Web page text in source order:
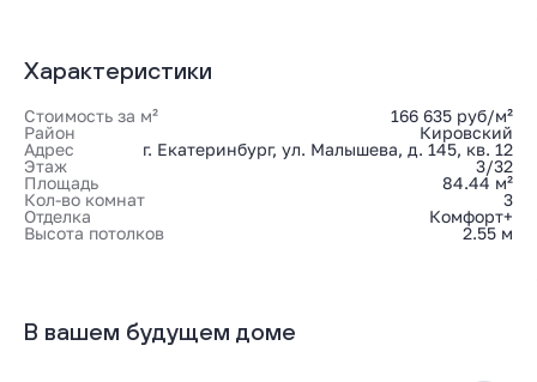
Характеристики
Стоимость за м²
166 635 руб/м²
Район
Кировский
Адрес
г. Екатеринбург, ул. Малышева, д. 145, кв. 12
Этаж
3/32
Площадь
84.44 м²
Кол-во комнат
3
Отделка
Комфорт+
Высота потолков
2.55 м
В вашем будущем доме